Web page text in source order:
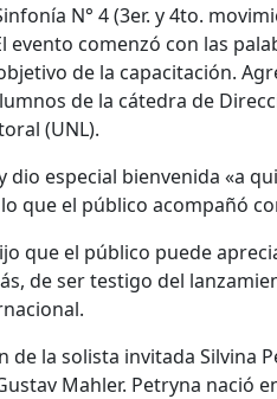
N° 4 (3er. y 4to.
comenzó con las
de la capacitación.
de la cátedra de
(UNL).
especial bienvenida «a
que el público acompañó
que el público puede
de ser testigo del
de la solista invitada Silvina
Mahler. Petryna nació